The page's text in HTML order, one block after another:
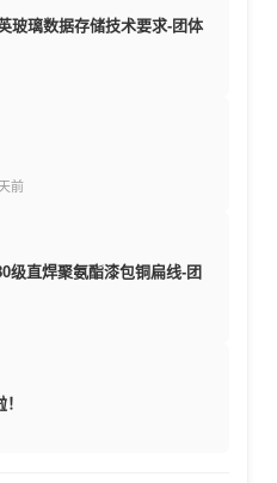
玻璃数据存储技术要求-团体
前
级直焊聚氨酯漆包铜扁线-团